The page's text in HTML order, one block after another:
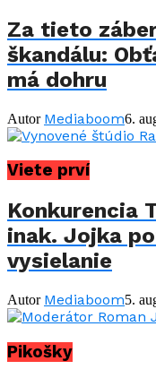
Za tieto
škandálu:
má dohru
Autor Mediaboom6.
Viete prví
Konkurencia
inak. Jojka
vysielanie
Autor Mediaboom5.
Pikošky